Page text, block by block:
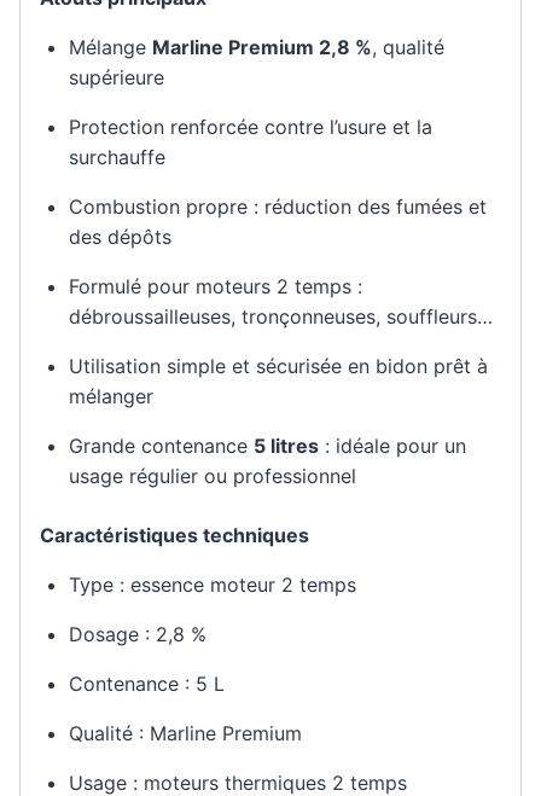
Mélange Marline Premium 2,8 %, qualité
supérieure
Protection renforcée contre l’usure et la
surchauffe
Combustion propre : réduction des fumées et
des dépôts
Formulé pour moteurs 2 temps :
débroussailleuses, tronçonneuses, souffleurs…
Utilisation simple et sécurisée en bidon prêt à
mélanger
Grande contenance 5 litres : idéale pour un
usage régulier ou professionnel
Caractéristiques techniques
Type : essence moteur 2 temps
Dosage : 2,8 %
Contenance : 5 L
Qualité : Marline Premium
Usage : moteurs thermiques 2 temps